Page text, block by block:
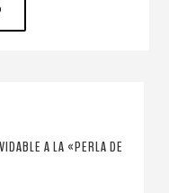
A LA «PERLA DE